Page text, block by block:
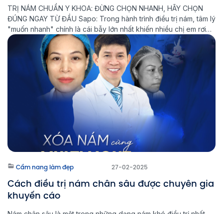
TRỊ NÁM CHUẨN Y KHOA: ĐỪNG CHỌN NHANH, HÃY CHỌN
ĐÚNG NGAY TỪ ĐẦU Sapo: Trong hành trình điều trị nám, tâm lý
"muốn nhanh" chính là cái bẫy lớn nhất khiến nhiều chị em rơi
vào vòng lặp: Điều trị - Tái phát - Nặng hơn. Tại Phòng khám
Laser Thẩm mỹ Aeslatek, chúng […]
Cẩm nang làm đẹp 27-02-2025
Cách điều trị nám chân sâu được chuyên gia
khuyến cáo